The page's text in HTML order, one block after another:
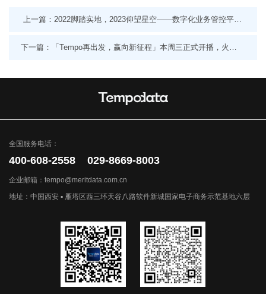
上一篇：2022脚踏实地，2023仰望星空——数字化业务管控平台，突破创新，拥抱未来
下一篇：「Tempo再出发，赢向新征程」本周三正式开播，火热报名中！
全国服务电话：
400-608-2558 029-8669-8003
企业邮箱：tempo@meritdata.com.cn
地址：中国西安 ▪ 雁塔区西三环天谷八路软件新城国家电子商务示范基地六层